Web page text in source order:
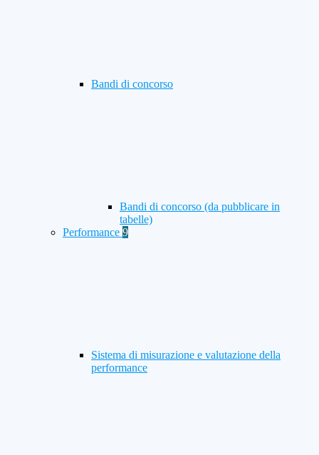
Bandi di concorso
Bandi di concorso (da pubblicare in
tabelle)
Performance 9
Sistema di misurazione e valutazione della
performance